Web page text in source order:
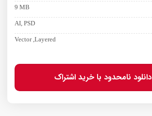
9 MB
AI, PSD
Vector ,Layered
دانلود نامحدود با خرید اشتراک